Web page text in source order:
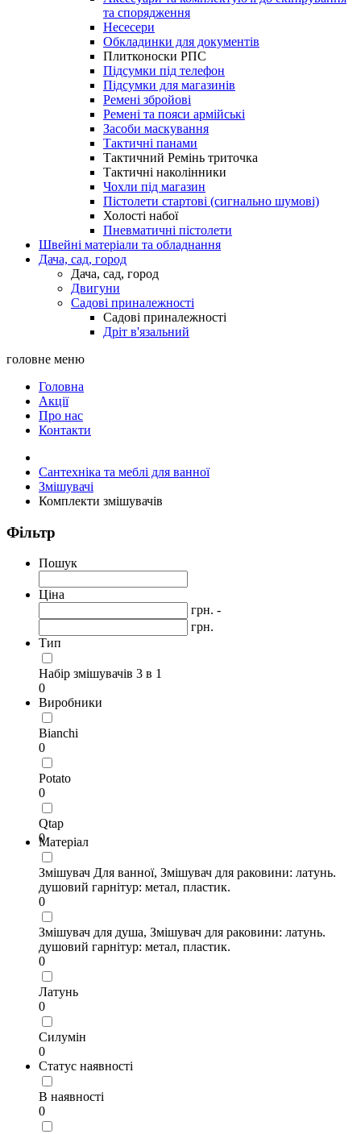
та спорядження
Несесери
Обкладинки для документів
Плитконоски РПС
Підсумки під телефон
Підсумки для магазинів
Ремені збройові
Ремені та пояси армійські
Засоби маскування
Тактичні панами
Тактичний Ремінь триточка
Тактичні наколінники
Чохли під магазин
Пістолети стартові (сигнально шумові)
Холості набої
Пневматичні пістолети
Швейні матеріали та обладнання
Дача, сад, город
Дача, сад, город
Двигуни
Садові приналежності
Садові приналежності
Дріт в'язальний
головне меню
Головна
Акції
Про нас
Контакти
Сантехніка та меблі для ванної
Змішувачі
Комплекти змішувачів
Фільтр
Пошук
Ціна
грн. -
грн.
Тип
Набір змішувачів 3 в 1
0
Виробники
Bianchi
0
Potato
0
Qtap
0
Матеріал
Змішувач Для ванної, Змішувач для раковини: латунь.
душовий гарнітур: метал, пластик.
0
Змішувач для душа, Змішувач для раковини: латунь.
душовий гарнітур: метал, пластик.
0
Латунь
0
Силумін
0
Статус наявності
В наявності
0